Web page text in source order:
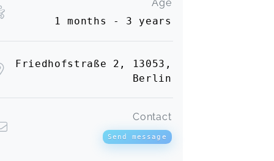
Age
1 months - 3 years
Friedhofstraße 2, 13053,
Berlin
Contact
Send message